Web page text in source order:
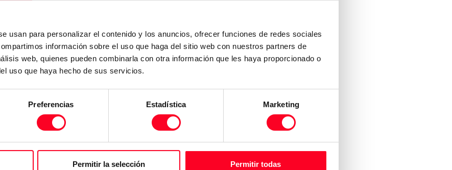
usan para personalizar el contenido y los anuncios, ofrecer funciones de redes sociales
información sobre el uso que haga del sitio web con nuestros partners de
web, quienes pueden combinarla con otra información que les haya proporcionado o
uso que haya hecho de sus servicios.
Preferencias Estadística Marketing
Permitir la selección Permitir todas